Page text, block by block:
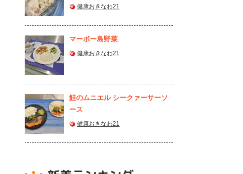
健康おきなわ21
マーボー島野菜
健康おきなわ21
鮭のムニエル シークァーサーソ
ース
健康おきなわ21